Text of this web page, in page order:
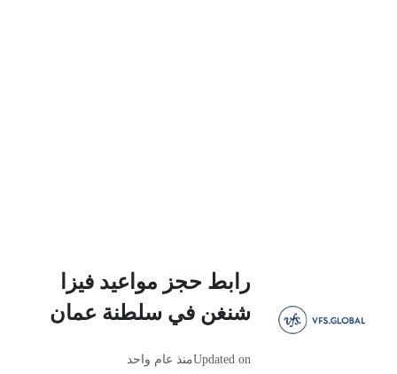
رابط حجز مواعيد فيزا
شنغن في سلطنة عمان
Updated onمنذ عام واحد